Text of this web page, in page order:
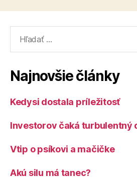
Najnovšie články
Kedysi dostala príležitosť
Investorov čaká turbulentný
Vtip o psíkovi a mačičke
Akú silu má tanec?